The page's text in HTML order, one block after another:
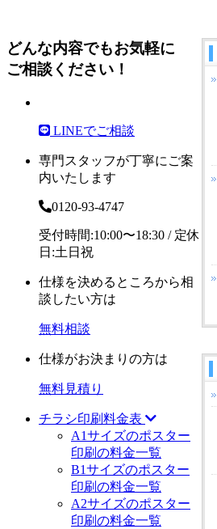
どんな内容でもお気軽に
ご相談ください！
LINEでご相談
専門スタッフが丁寧にご案
内いたします
0120-93-4747
受付時間:10:00〜18:30 / 定休
日:土日祝
仕様を決めるところから相
談したい方は
無料相談
仕様がお決まりの方は
無料見積り
チラシ印刷料金表
A1サイズのポスター
印刷の料金一覧
B1サイズのポスター
印刷の料金一覧
A2サイズのポスター
印刷の料金一覧